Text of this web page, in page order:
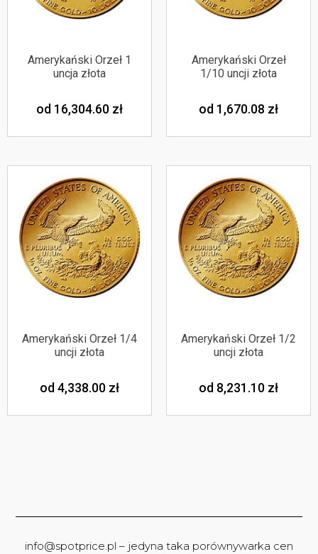
Amerykański Orzeł 1
uncja złota
od 16,304.60 zł
Amerykański Orzeł
1/10 uncji złota
od 1,670.08 zł
Amerykański Orzeł 1/4
uncji złota
od 4,338.00 zł
Amerykański Orzeł 1/2
uncji złota
od 8,231.10 zł
info@spotprice.pl – jedyna taka porównywarka cen